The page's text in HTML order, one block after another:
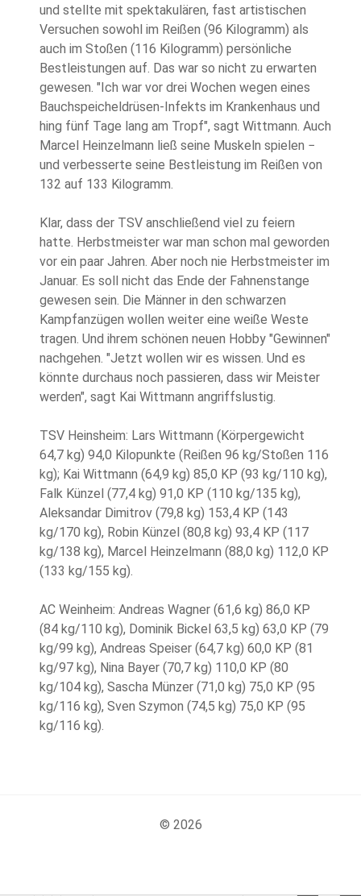
und stellte mit spektakulären, fast artistischen
Versuchen sowohl im Reißen (96 Kilogramm) als
auch im Stoßen (116 Kilogramm) persönliche
Bestleistungen auf. Das war so nicht zu erwarten
gewesen. "Ich war vor drei Wochen wegen eines
Bauchspeicheldrüsen-Infekts im Krankenhaus und
hing fünf Tage lang am Tropf", sagt Wittmann. Auch
Marcel Heinzelmann ließ seine Muskeln spielen −
und verbesserte seine Bestleistung im Reißen von
132 auf 133 Kilogramm.
Klar, dass der TSV anschließend viel zu feiern
hatte. Herbstmeister war man schon mal geworden
vor ein paar Jahren. Aber noch nie Herbstmeister im
Januar. Es soll nicht das Ende der Fahnenstange
gewesen sein. Die Männer in den schwarzen
Kampfanzügen wollen weiter eine weiße Weste
tragen. Und ihrem schönen neuen Hobby "Gewinnen"
nachgehen. "Jetzt wollen wir es wissen. Und es
könnte durchaus noch passieren, dass wir Meister
werden", sagt Kai Wittmann angriffslustig.
TSV Heinsheim: Lars Wittmann (Körpergewicht
64,7 kg) 94,0 Kilopunkte (Reißen 96 kg/Stoßen 116
kg); Kai Wittmann (64,9 kg) 85,0 KP (93 kg/110 kg),
Falk Künzel (77,4 kg) 91,0 KP (110 kg/135 kg),
Aleksandar Dimitrov (79,8 kg) 153,4 KP (143
kg/170 kg), Robin Künzel (80,8 kg) 93,4 KP (117
kg/138 kg), Marcel Heinzelmann (88,0 kg) 112,0 KP
(133 kg/155 kg).
AC Weinheim: Andreas Wagner (61,6 kg) 86,0 KP
(84 kg/110 kg), Dominik Bickel 63,5 kg) 63,0 KP (79
kg/99 kg), Andreas Speiser (64,7 kg) 60,0 KP (81
kg/97 kg), Nina Bayer (70,7 kg) 110,0 KP (80
kg/104 kg), Sascha Münzer (71,0 kg) 75,0 KP (95
kg/116 kg), Sven Szymon (74,5 kg) 75,0 KP (95
kg/116 kg).
© 2026